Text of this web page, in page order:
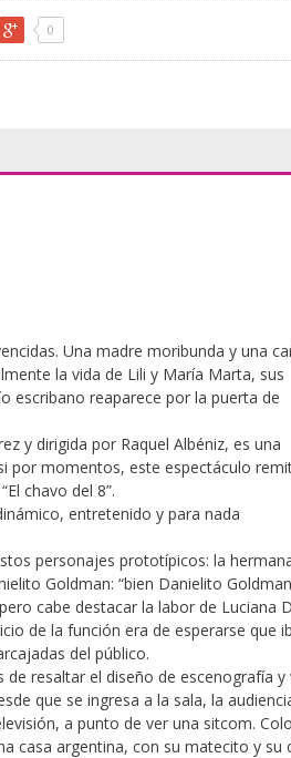
0
Una madre moribunda y una
la vida de Lili y María Marta, sus
escribano reaparece por la puerta de
y dirigida por Raquel Albéniz, es una
por momentos, este espectáculo
chavo del 8”.
entretenido y para nada
personajes prototípicos: la
Goldman: “bien Danielito
cabe destacar la labor de Luciana
de la función era de esperarse que
del público.
de resaltar el diseño de escenografía
que se ingresa a la sala, la
a punto de ver una sitcom.
casa argentina, con su matecito y